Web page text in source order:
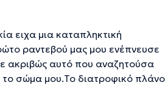
ειχα μια καταπληκτική
ραντεβού μας μου ενέπνευσε
ακριβώς αυτό που αναζητούσα
το σώμα μου.Το διατροφικό πλάνο